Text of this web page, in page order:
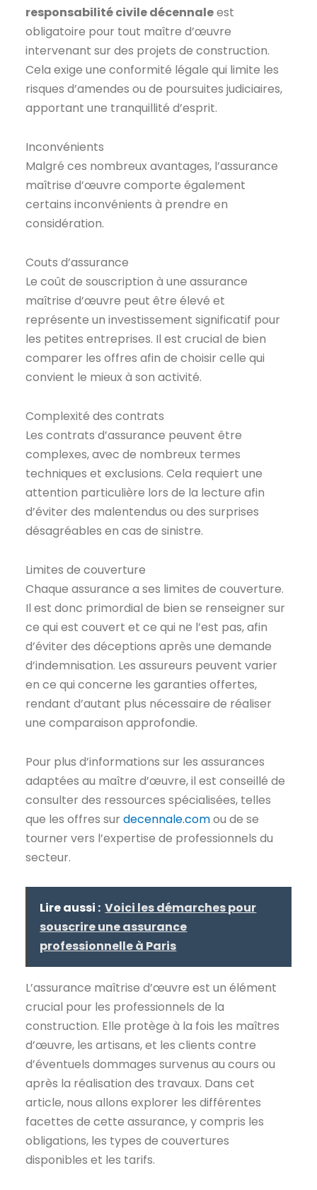
responsabilité civile décennaleest
obligatoire pour tout maître d’œuvre
intervenant sur des projets de construction.
Cela exige une conformité légale qui limite les
risques d’amendes ou de poursuites judiciaires,
apportant une tranquillité d’esprit.
Inconvénients
Malgré ces nombreux avantages, l’assurance
maîtrise d’œuvre comporte également
certains inconvénients à prendre en
considération.
Couts d’assurance
Le coût de souscription à une assurance
maîtrise d’œuvre peut être élevé et
représente un investissement significatif pour
les petites entreprises. Il est crucial de bien
comparer les offres afin de choisir celle qui
convient le mieux à son activité.
Complexité des contrats
Les contrats d’assurance peuvent être
complexes, avec de nombreux termes
techniques et exclusions. Cela requiert une
attention particulière lors de la lecture afin
d’éviter des malentendus ou des surprises
désagréables en cas de sinistre.
Limites de couverture
Chaque assurance a ses limites de couverture.
Il est donc primordial de bien se renseigner sur
ce qui est couvert et ce qui ne l’est pas, afin
d’éviter des déceptions après une demande
d’indemnisation. Les assureurs peuvent varier
en ce qui concerne les garanties offertes,
rendant d’autant plus nécessaire de réaliser
une comparaison approfondie.
Pour plus d’informations sur les assurances
adaptées au maître d’œuvre, il est conseillé de
consulter des ressources spécialisées, telles
que les offres surdecennale.comou de se
tourner vers l’expertise de professionnels du
secteur.
Lire aussi : Voici les démarches pour
souscrire une assurance
professionnelle à Paris
L’assurance maîtrise d’œuvre est un élément
crucial pour les professionnels de la
construction. Elle protège à la fois les maîtres
d’œuvre, les artisans, et les clients contre
d’éventuels dommages survenus au cours ou
après la réalisation des travaux. Dans cet
article, nous allons explorer les différentes
facettes de cette assurance, y compris les
obligations, les types de couvertures
disponibles et les tarifs.